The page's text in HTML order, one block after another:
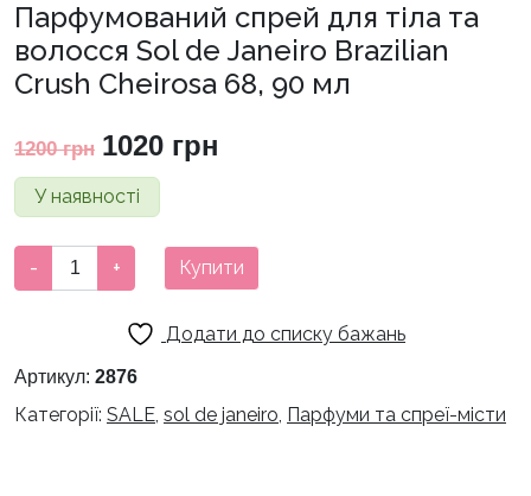
Парфумований спрей для тіла та
волосся Sol de Janeiro Brazilian
Crush Cheirosa 68, 90 мл
1200грн Оригінальна
ціна:
1020 грн
У наявності
Парфумований
спрей
та
- + Купити
Додати до списку бажань
Артикул: 2876
Категорії: SALE, sol de janeiro, Парфуми та спреї-місти